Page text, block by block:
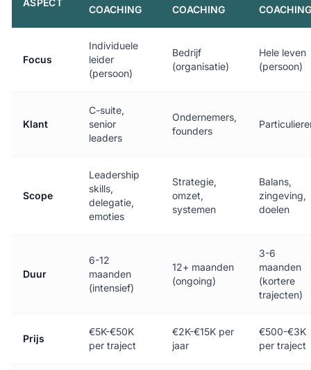
COACHING
COACHING
Focus
Individuele
leider
(persoon)
Bedrijf
(organisatie)
Hele leven
(persoon)
Klant
C-suite,
senior
leaders
Ondernemers,
founders
Scope
Leadership
skills,
delegatie,
emoties
Strategie,
omzet,
systemen
Balans,
zingeving,
doelen
Duur
6-12
maanden
(intensief)
12+ maanden
(ongoing)
3-6
maanden
(kortere
trajecten)
Prijs
€5K-€50K
per traject
€2K-€15K per
jaar
€500-€3K
per traject